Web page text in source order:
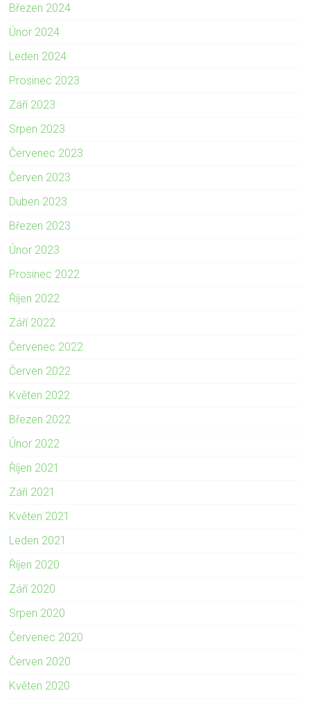
Březen 2024
Únor 2024
Leden 2024
Prosinec 2023
Září 2023
Srpen 2023
Červenec 2023
Červen 2023
Duben 2023
Březen 2023
Únor 2023
Prosinec 2022
Říjen 2022
Září 2022
Červenec 2022
Červen 2022
Květen 2022
Březen 2022
Únor 2022
Říjen 2021
Září 2021
Květen 2021
Leden 2021
Říjen 2020
Září 2020
Srpen 2020
Červenec 2020
Červen 2020
Květen 2020